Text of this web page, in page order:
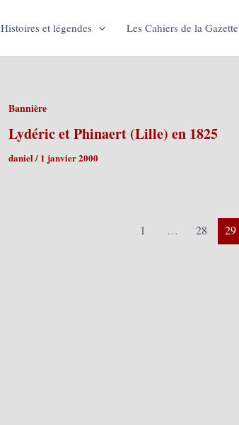
Histoires et légendes Les Cahiers de la Gazette
Bannière
Lydéric et Phinaert (Lille) en 1825
daniel/ 1 janvier 2000
1 … 28 29